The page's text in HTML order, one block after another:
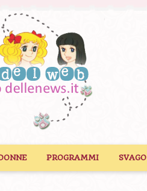
PROGRAMMI SVAGO